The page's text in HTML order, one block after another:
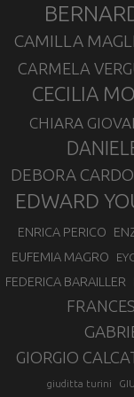
CAMILLA
CARMELA
CECILIA
CHIARA
DEBORA
EDWARD
ENRICA PERICO
EUFEMIA MAGRO
FEDERICA BARAILLER
GIORGIO
giuditta turini